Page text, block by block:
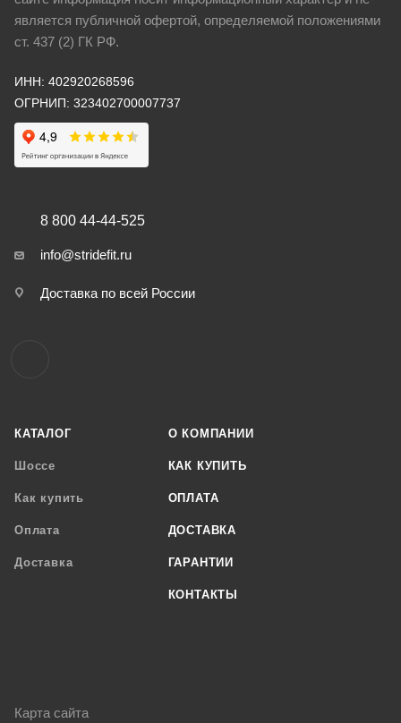
является публичной офертой, определяемой положениями
ст. 437 (2) ГК РФ.
ИНН: 402920268596
ОГРНИП: 323402700007737
КАТАЛОГ
Шоссе
Как купить
Оплата
Доставка
О КОМПАНИИ
КАК КУПИТЬ
ОПЛАТА
ДОСТАВКА
ГАРАНТИИ
КОНТАКТЫ
8 800 44-44-525
info@stridefit.ru
Доставка по всей России
Карта сайта